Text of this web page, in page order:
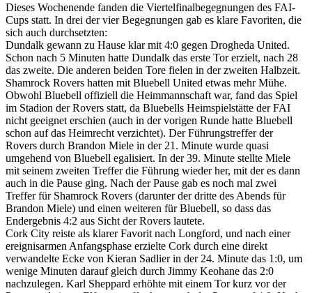
Dieses Wochenende fanden die Viertelfinalbegegnungen des FAI-
Cups statt. In drei der vier Begegnungen gab es klare Favoriten, die
sich auch durchsetzten:
Dundalk gewann zu Hause klar mit 4:0 gegen Drogheda United.
Schon nach 5 Minuten hatte Dundalk das erste Tor erzielt, nach 28
das zweite. Die anderen beiden Tore fielen in der zweiten Halbzeit.
Shamrock Rovers hatten mit Bluebell United etwas mehr Mühe.
Obwohl Bluebell offiziell die Heimmannschaft war, fand das Spiel
im Stadion der Rovers statt, da Bluebells Heimspielstätte der FAI
nicht geeignet erschien (auch in der vorigen Runde hatte Bluebell
schon auf das Heimrecht verzichtet). Der Führungstreffer der
Rovers durch Brandon Miele in der 21. Minute wurde quasi
umgehend von Bluebell egalisiert. In der 39. Minute stellte Miele
mit seinem zweiten Treffer die Führung wieder her, mit der es dann
auch in die Pause ging. Nach der Pause gab es noch mal zwei
Treffer für Shamrock Rovers (darunter der dritte des Abends für
Brandon Miele) und einen weiteren für Bluebell, so dass das
Endergebnis 4:2 aus Sicht der Rovers lautete.
Cork City reiste als klarer Favorit nach Longford, und nach einer
ereignisarmen Anfangsphase erzielte Cork durch eine direkt
verwandelte Ecke von Kieran Sadlier in der 24. Minute das 1:0, um
wenige Minuten darauf gleich durch Jimmy Keohane das 2:0
nachzulegen. Karl Sheppard erhöhte mit einem Tor kurz vor der